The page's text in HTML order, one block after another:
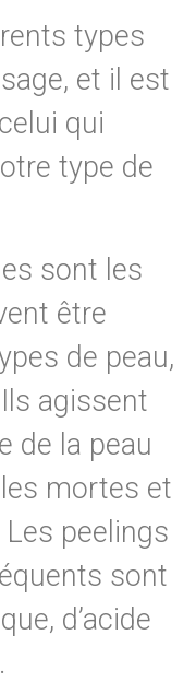
types
et il est
qui
type de
sont les
être
de peau,
agissent
de la peau
mortes et
Les peelings
sont
d’acide